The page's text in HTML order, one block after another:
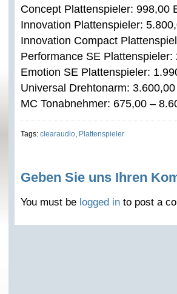
Concept Plattenspieler: 998,00
Innovation Plattenspieler:
Innovation Compact
Performance SE Plattenspieler:
Emotion SE Plattenspieler:
Universal Drehtonarm:
MC Tonabnehmer: 675,00 –
Tags: clearaudio Plattenspieler
Geben Sie uns Ihren
You must be logged in to post a